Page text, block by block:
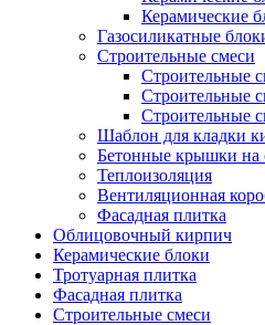
Керамические
Газосиликатные
Строительные смеси
Строительные
Строительные
Строительные
Шаблон для кладки
Бетонные крышки на
Теплоизоляция
Вентиляционная
Фасадная плитка
Облицовочный кирпич
Керамические блоки
Тротуарная плитка
Фасадная плитка
Строительные смеси